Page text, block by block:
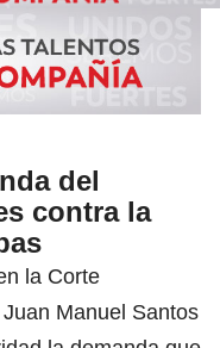
del
contra la
la Corte
Manuel Santos